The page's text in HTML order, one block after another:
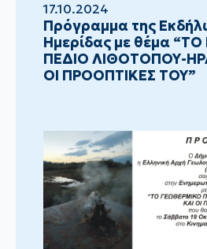
17.10.2024
Πρόγραμμα της
Ημερίδας με θέμα
ΠΕΔΙΟ ΛΙΘΟΤΟΠΟΥ-
ΟΙ ΠΡΟΟΠΤΙΚΕΣ ΤΟΥ”